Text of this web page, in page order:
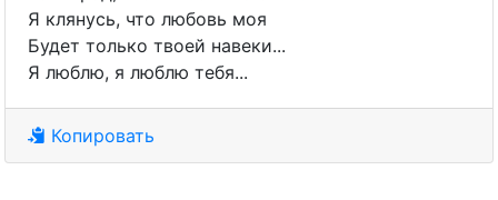
Я клянусь, что любовь моя
Будет только твоей навеки...
Я люблю, я люблю тебя...
Копировать